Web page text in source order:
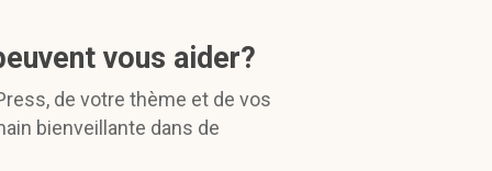
vous aider?
de votre thème et de vos
bienveillante dans de